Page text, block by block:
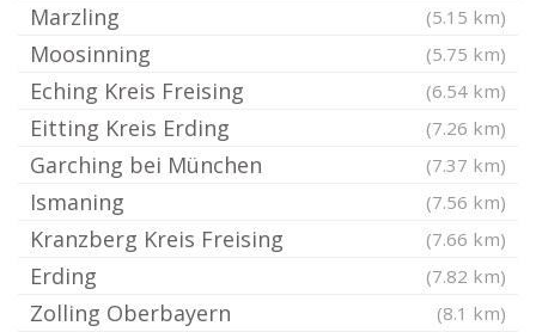
Marzling (5.15 km)
Moosinning (5.75 km)
Eching Kreis Freising (6.54 km)
Eitting Kreis Erding (7.26 km)
Garching bei München (7.37 km)
Ismaning (7.56 km)
Kranzberg Kreis Freising (7.66 km)
Erding (7.82 km)
Zolling Oberbayern (8.1 km)